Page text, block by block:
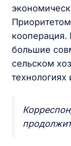
кооперация.
большие
сельском